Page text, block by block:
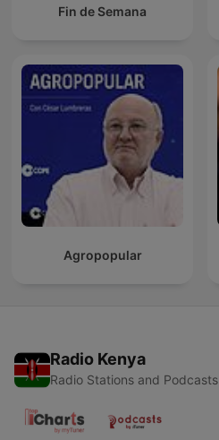
Fin de Semana
Agropopular
Radio Kenya
Radio Stations and Podcasts